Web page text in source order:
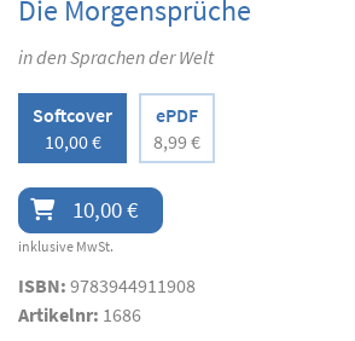
Die Morgensprüche
in den Sprachen der Welt
Softcover
10,00 €
ePDF
8,99 €
10,00 €
inklusive MwSt.
ISBN: 9783944911908
Artikelnr: 1686